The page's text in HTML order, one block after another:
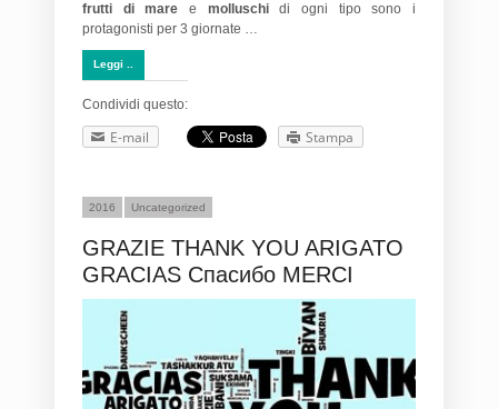
frutti di mare e molluschidi ogni tipo sono i
protagonisti per 3 giornate …
Leggi ..
Condividi questo:
E-mail Stampa
2016 Uncategorized
GRAZIE THANK YOU ARIGATO
GRACIAS Спасибо MERCI